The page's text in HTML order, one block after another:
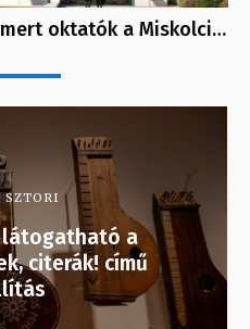
oktatók a Miskolci…
SZTORI
a
citerák! című